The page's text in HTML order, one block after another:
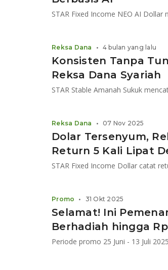
Konsisten Tanpa
Reksa Dana Syariah
Reksa Dana • 4 bulan yang lalu
Dolar Tersenyum,
Return 5 Kali Lipat
Reksa Dana • 07 Nov 2025
Selamat! Ini
Berhadiah hingga
Periode promo 25 Juni - 13 Juli
Promo • 31 Okt 2025